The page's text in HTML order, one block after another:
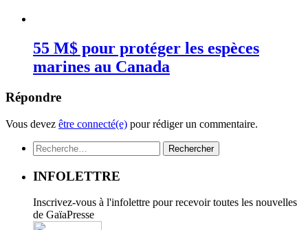
55 M$ pour protéger les espèces
marines au Canada
Répondre
Vous devez être connecté(e) pour rédiger un commentaire.
Rechercher :
INFOLETTRE
Inscrivez-vous à l'infolettre pour recevoir toutes les nouvelles
de GaïaPresse